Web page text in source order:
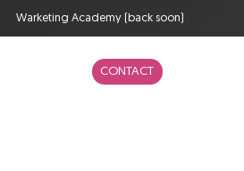
Warketing Academy (back soon)
CONTACT